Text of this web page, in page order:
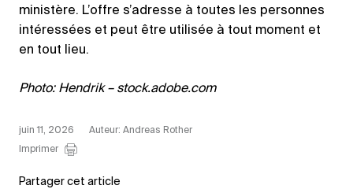
ministère. L’offre s’adresse à toutes les personnes
intéressées et peut être utilisée à tout moment et
en tout lieu.
Photo: Hendrik – stock.adobe.com
juin 11, 2026
Auteur: Andreas Rother
Imprimer
Partager cet article